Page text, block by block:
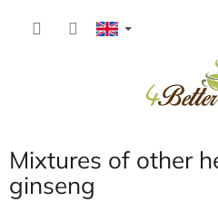
Mixtures of other
ginseng